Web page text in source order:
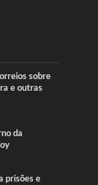
sobre
e outras
da
prisões e